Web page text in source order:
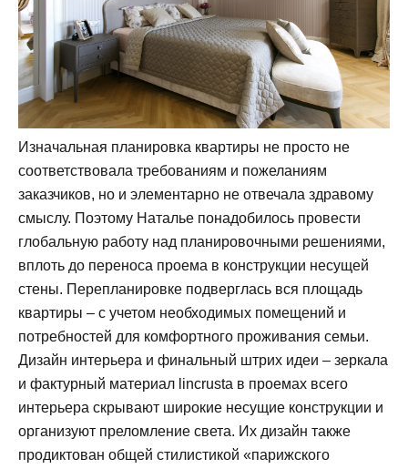
Изначальная планировка квартиры не просто не
соответствовала требованиям и пожеланиям
заказчиков, но и элементарно не отвечала здравому
смыслу. Поэтому Наталье понадобилось провести
глобальную работу над планировочными решениями,
вплоть до переноса проема в конструкции несущей
стены. Перепланировке подверглась вся площадь
квартиры – с учетом необходимых помещений и
потребностей для комфортного проживания семьи.
Дизайн интерьера и финальный штрих идеи – зеркала
и фактурный материал lincrusta в проемах всего
интерьера скрывают широкие несущие конструкции и
организуют преломление света. Их дизайн также
продиктован общей стилистикой «парижского